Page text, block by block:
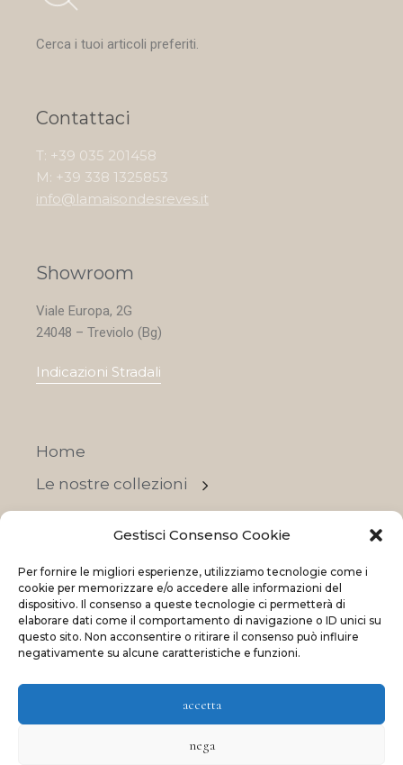
Gestisci Consenso Cookie
Per fornire le migliori esperienze, utilizziamo tecnologie come i
cookie per memorizzare e/o accedere alle informazioni del
dispositivo. Il consenso a queste tecnologie ci permetterà di
elaborare dati come il comportamento di navigazione o ID unici su
questo sito. Non acconsentire o ritirare il consenso può influire
negativamente su alcune caratteristiche e funzioni.
accetta
nega
Cerca i tuoi articoli preferiti.
Contattaci
T: +39 035 201458
M: +39 338 1325853
info@lamaisondesreves.it
Showroom
Viale Europa, 2G
24048 – Treviolo (Bg)
Indicazioni Stradali
Home
Le nostre collezioni
OFFERTE
© 2023 La Maison Des Reves | All rights reserved
and by